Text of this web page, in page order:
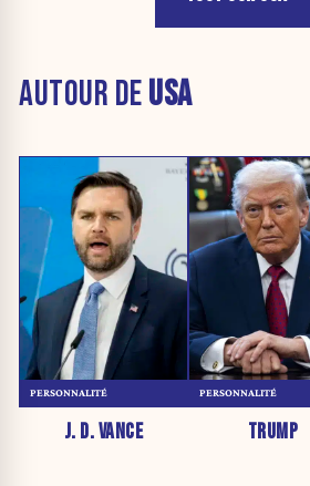
AUTOUR DEUSA
J. D. VANCE
PERSONNALITÉ
TRUMP
PERSONNALITÉ